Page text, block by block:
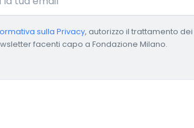
sulla Privacy, autorizzo il trattamento
facenti capo a Fondazione Milano.